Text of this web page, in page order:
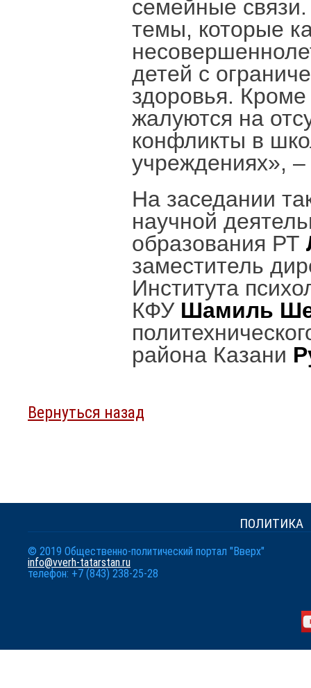
семейные
темы, которые
детей с
здоровья. Кроме
жалуются на
конфликты в
учреждениях»,
На заседании
научной
образования РТ
заместитель
Института
КФУ Шамиль
района Казани
Вернуться назад
ПОЛИТИКА
© 2019 Общественно-политический портал "Вверх"
info@vverh-tatarstan.ru
телефон: +7 (843) 238-25-28